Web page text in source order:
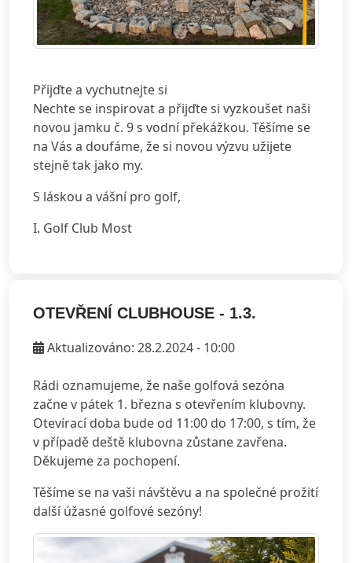
Přijďte a vychutnejte si
Nechte se inspirovat a přijďte si vyzkoušet naši
novou jamku č. 9 s vodní překážkou. Těšíme se
na Vás a doufáme, že si novou výzvu užijete
stejně tak jako my.
S láskou a vášní pro golf,
I. Golf Club Most
OTEVŘENÍ CLUBHOUSE - 1.3.
Aktualizováno: 28.2.2024 - 10:00
Rádi oznamujeme, že naše golfová sezóna
začne v pátek 1. března s otevřením klubovny.
Otevírací doba bude od 11:00 do 17:00, s tím, že
v případě deště klubovna zůstane zavřena.
Děkujeme za pochopení.
Těšíme se na vaši návštěvu a na společné prožití
další úžasné golfové sezóny!